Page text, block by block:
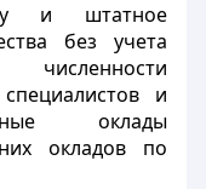
и штатное
без учета
и
оклады
окладов по